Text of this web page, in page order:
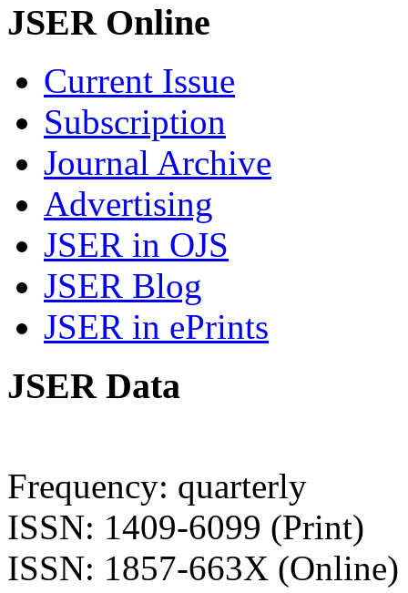
JSER Online
Current Issue
Subscription
Journal Archive
Advertising
JSER in OJS
JSER Blog
JSER in ePrints
JSER Data
Frequency: quarterly
ISSN: 1409-6099 (Print)
ISSN: 1857-663X (Online)